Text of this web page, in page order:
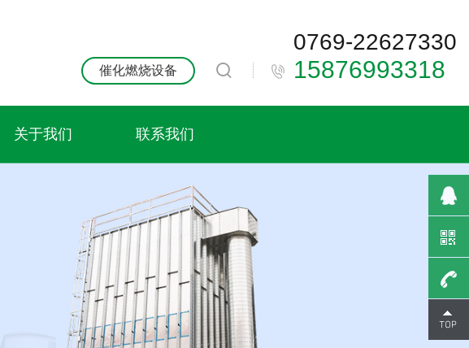
催化燃烧设备 
0769-22627330
15876993318
关于我们 联系我们
0769-